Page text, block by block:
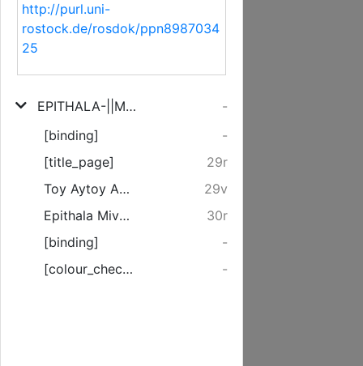
http://purl.uni-
rostock.de/rosdok/ppn8987034
25
EPITHALA-||MIVM IN NVPTIIS CLA=||RISSIMI VIRI DAVIDIS || CHYTRAEI, ET MODES=||TISSIMAE VIRGINIS MAR=||GARITAE FILIAE CLA=||RISSIMI VIRI LAV=||RENTII SMIT SE=||NATORIS RO=||STOCHIANI.|| Scriptum || A Gerardo Nennio Sledano professore || Artium et linguarum in Academia || Rostochiana publico.|| Anno humanae salutis M.D.LIII ... ||
-
[binding]
-
[title_page]
29r
Toy Aytoy Ad conuiuas nuptiales Iambicum trimetrum.
29v
Epithala Mivm Nvptiis Clarissimi Viri Dauidis Chytraei & modestissimae ...
30r
[binding]
-
[colour_checker]
-